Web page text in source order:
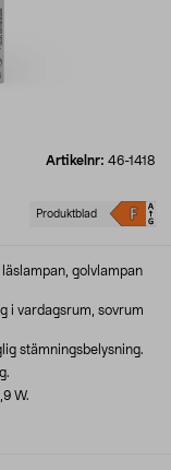
Artikelnr: 46-1418
Produktblad
golvlampan
i vardagsrum, sovrum
stämningsbelysning.
W.